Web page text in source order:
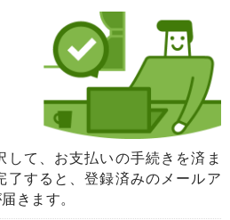
して、お支払いの手続きを済ま
了すると、登録済みのメールア
きます。